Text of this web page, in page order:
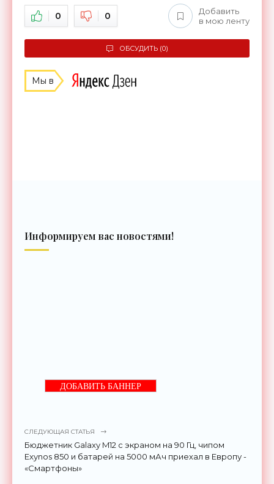
0 0
Добавить
в мою ленту
ОБСУДИТЬ (0)
Мы в
Информируем вас новостями!
ДОБАВИТЬ БАННЕР
СЛЕДУЮЩАЯ СТАТЬЯ
Бюджетник Galaxy M12 c экраном на 90 Гц, чипом
Exynos 850 и батарей на 5000 мАч приехал в Европу -
«Смартфоны»